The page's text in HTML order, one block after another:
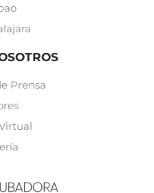
Prensa